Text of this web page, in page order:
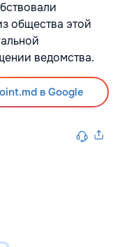
общества этой
ведомства.
в Google